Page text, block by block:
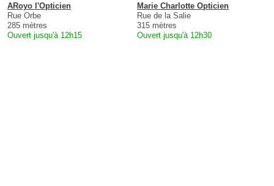
ARoyo l'Opticien
Rue Orbe
285 mètres
Ouvert jusqu'à 12h15
Marie Charlotte Opticien
Rue de la Salie
315 mètres
Ouvert jusqu'à 12h30